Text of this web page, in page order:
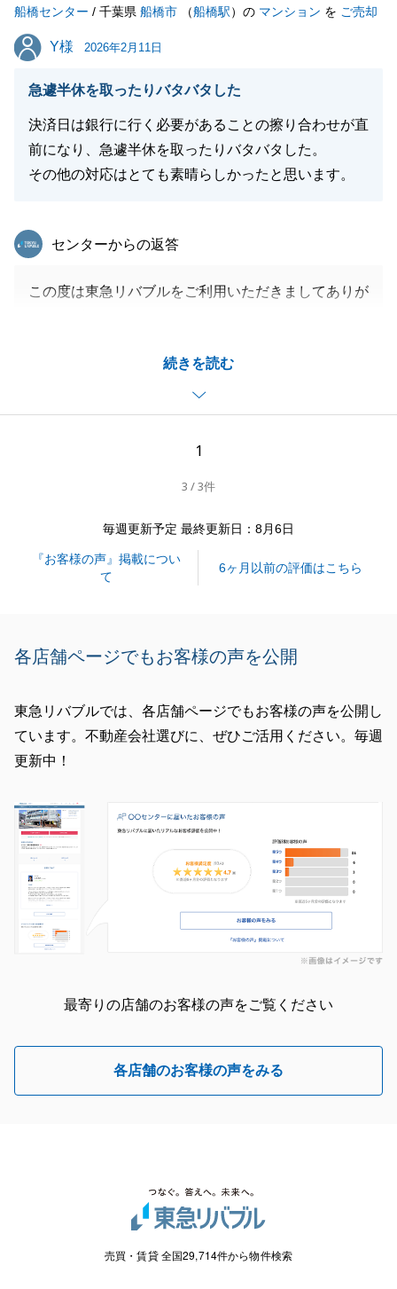
船橋センター / 千葉県 船橋市 （船橋駅）の マンション を ご売却
Y様
Y様 2026年2月11日
急遽半休を取ったりバタバタした
決済日は銀行に行く必要があることの擦り合わせが直
前になり、急遽半休を取ったりバタバタした。
その他の対応はとても素晴らしかったと思います。
続きを読む
東急リバブル
センターからの返答
この度は東急リバブルをご利用いただきましてありが
ご相談からお引き渡しまで、理想通りのスムーズなお
取引となりましたこと、私共も大変嬉しく存じます。
ご指摘の点の反省とお褒めの言葉を励みに、今後もよ
1
3 / 3件
毎週更新予定 最終更新日：8月6日
『お客様の声』掲載につい
て
6ヶ月以前の評価はこちら
各店舗ページでもお客様の声を公開
東急リバブルでは、各店舗ページでもお客様の声を公開し
ています。不動産会社選びに、ぜひご活用ください。毎週
更新中！
最寄りの店舗のお客様の声をご覧ください
各店舗のお客様の声をみる
売買・賃貸 全国29,714件から物件検索